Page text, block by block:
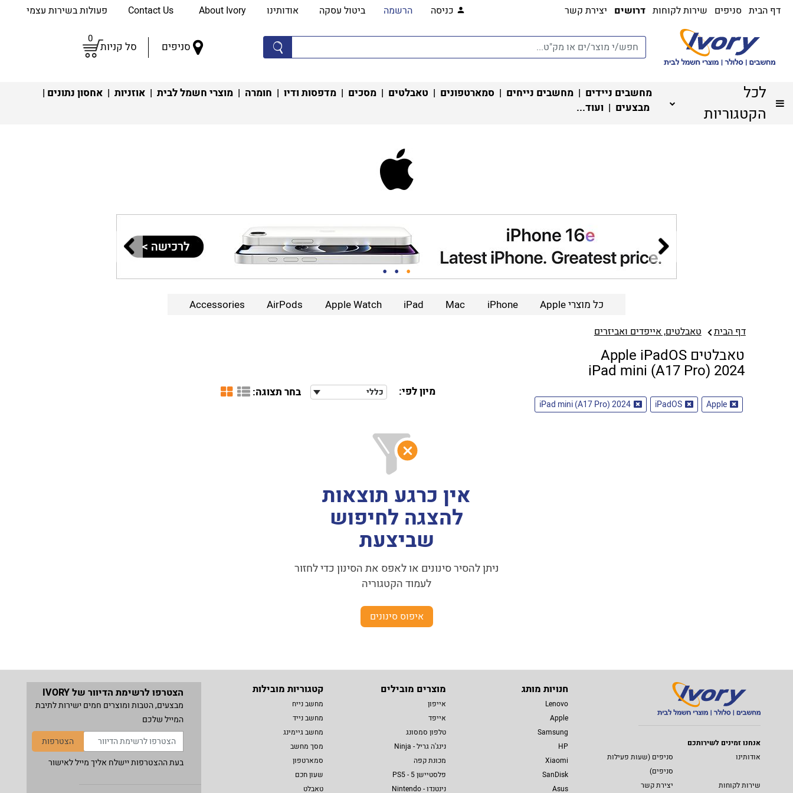
דף הבית סניפים שירות לקוחות דרושים יצירת קשר כניסה הרשמה ביטול עסקה אודותינו About Ivory פעולות בשירות עצמי
סניפים סל קניות
0
לכל
הקטגוריות
מחשבים ניידים | מחשבים נייחים | סמארטפונים | טאבלטים | מסכים | מדפסות ודיו | חומרה | מוצרי חשמל לבית | אוזניות | אחסון נתונים |
מבצעים | ועוד...
כל מוצרי Apple iPhone
Mac
iPad
Apple Watch
AirPods
Accessories
דף הבית טאבלטים, אייפדים ואביזרים
טאבלטים Apple iPadOS
iPad mini (A17 Pro) 2024
מיון לפי: כללי בחר תצוגה:
Apple
iPadOS
iPad mini (A17 Pro) 2024
אין כרגע תוצאות
להצגה לחיפוש
שביצעת
ניתן להסיר סינונים או לאפס את הסינון כדי לחזור
לעמוד הקטגוריה
איפוס סינונים
אנחנו זמינים לשירותכם
אודותינו
סניפים (שעות פעילות
סניפים)
שירות לקוחות
יצירת קשר
חנויות מותג
Lenovo
Apple
Samsung
HP
Xiaomi
SanDisk
Asus
מוצרים מובילים
אייפון
אייפד
טלפון סמסונג
נינג'ה גריל - Ninja
מכונת קפה
פלסטיישן 5 - PS5
נינטנדו - Nintendo
קטגוריות מובילות
מחשב נייח
מחשב נייד
מחשב גיימינג
מסך מחשב
סמארטפון
שעון חכם
טאבלט
הצטרפו לרשימת הדיוור של IVORY
מבצעים, הטבות ומוצרים חמים ישירות לתיבת
המייל שלכם
הצטרפות
בעת ההצטרפות יישלח אליך מייל לאישור